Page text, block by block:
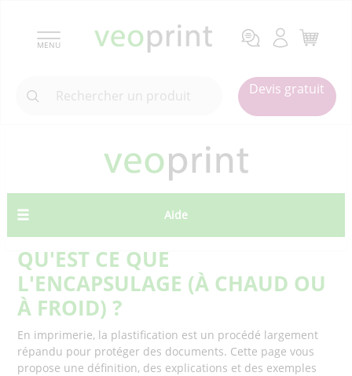
MENU
Devis gratuit
Aide
QU'EST CE QUE
L'ENCAPSULAGE (À CHAUD OU
À FROID) ?
En imprimerie, la plastification est un procédé largement
répandu pour protéger des documents. Cette page vous
propose une définition, des explications et des exemples